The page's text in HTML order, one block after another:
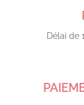
Délai de